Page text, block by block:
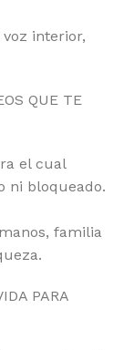
interior,
QUE TE
el cual
ni bloqueado.
familia
PARA